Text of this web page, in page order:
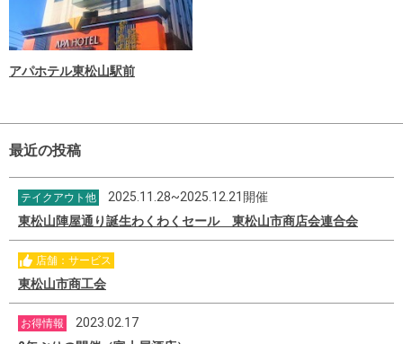
アパホテル東松山駅前
最近の投稿
テイクアウト他
2025.11.28~2025.12.21開催
東松山陣屋通り誕生わくわくセール 東松山市商店会連合会
店舗：サービス
東松山市商工会
お得情報
2023.02.17